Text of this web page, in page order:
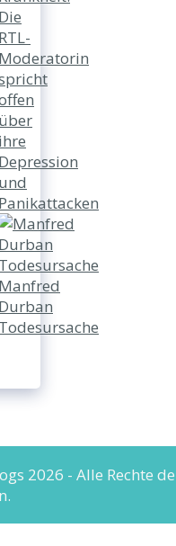
Die
RTL-
Moderatorin
über
ihre
Depression
und
Panikattacken
Manfred
Durban
Todesursache
2026 - Alle Rechte